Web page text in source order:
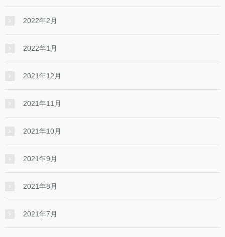
2022年2月
2022年1月
2021年12月
2021年11月
2021年10月
2021年9月
2021年8月
2021年7月